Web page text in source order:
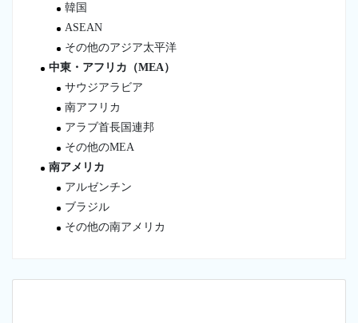
韓国
ASEAN
その他のアジア太平洋
中東・アフリカ（MEA）
サウジアラビア
南アフリカ
アラブ首長国連邦
その他のMEA
南アメリカ
アルゼンチン
ブラジル
その他の南アメリカ